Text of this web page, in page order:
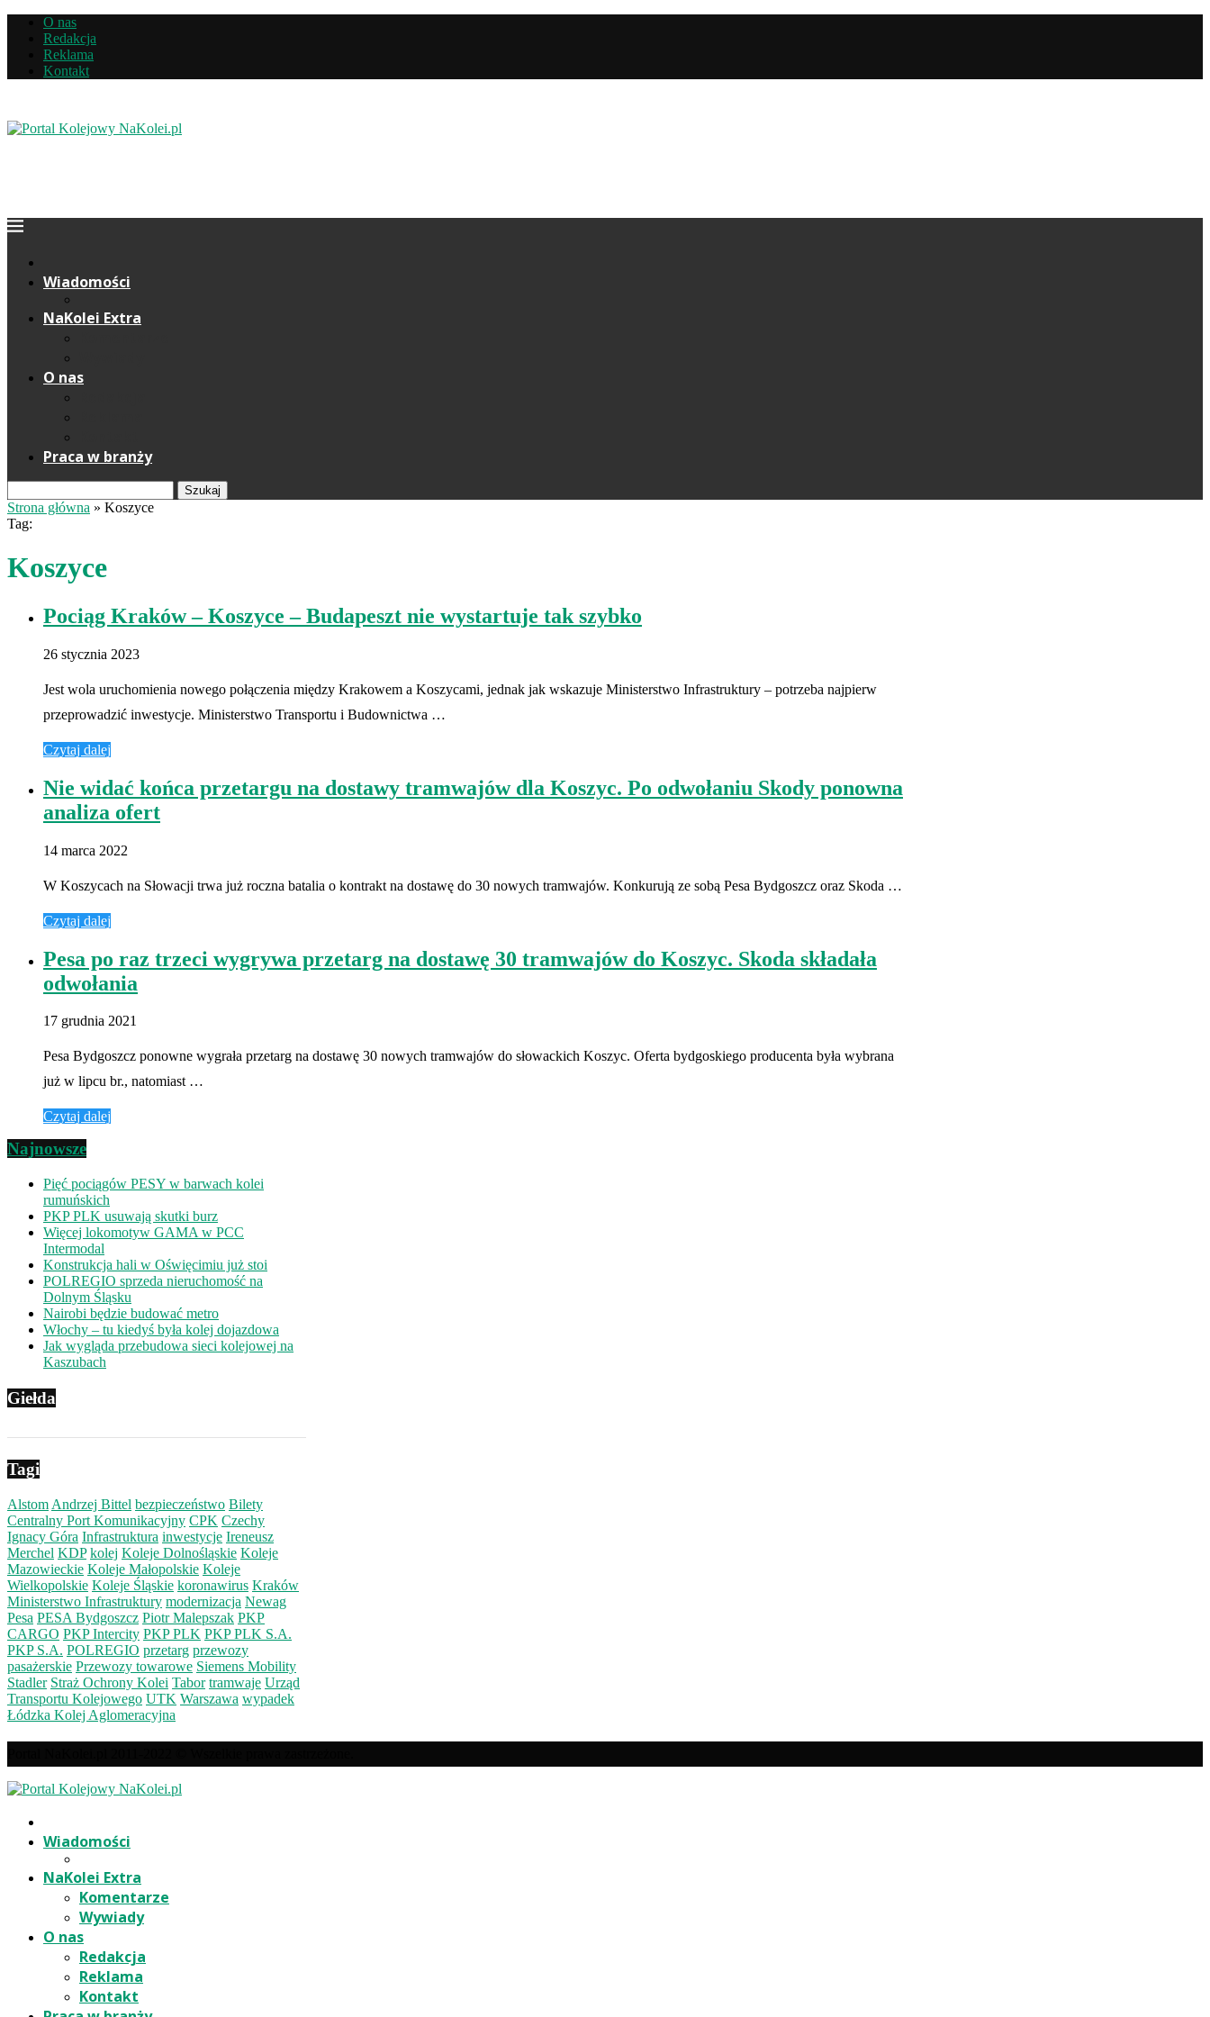
O nas
Redakcja
Reklama
Kontakt
Wiadomości
NaKolei Extra
O nas
Praca w branży
Szukaj
Strona główna » Koszyce
Tag:
Koszyce
Pociąg Kraków – Koszyce – Budapeszt nie wystartuje tak szybko
26 stycznia 2023
Jest wola uruchomienia nowego połączenia między Krakowem a Koszycami, jednak jak wskazuje Ministerstwo Infrastruktury – potrzeba najpierw
przeprowadzić inwestycje. Ministerstwo Transportu i Budownictwa …
Czytaj dalej
Nie widać końca przetargu na dostawy tramwajów dla Koszyc. Po odwołaniu Skody ponowna
analiza ofert
14 marca 2022
W Koszycach na Słowacji trwa już roczna batalia o kontrakt na dostawę do 30 nowych tramwajów. Konkurują ze sobą Pesa Bydgoszcz oraz Skoda …
Czytaj dalej
Pesa po raz trzeci wygrywa przetarg na dostawę 30 tramwajów do Koszyc. Skoda składała
odwołania
17 grudnia 2021
Pesa Bydgoszcz ponowne wygrała przetarg na dostawę 30 nowych tramwajów do słowackich Koszyc. Oferta bydgoskiego producenta była wybrana
już w lipcu br., natomiast …
Czytaj dalej
Najnowsze
Pięć pociągów PESY w barwach kolei
rumuńskich
PKP PLK usuwają skutki burz
Więcej lokomotyw GAMA w PCC
Intermodal
Konstrukcja hali w Oświęcimiu już stoi
POLREGIO sprzeda nieruchomość na
Dolnym Śląsku
Nairobi będzie budować metro
Włochy – tu kiedyś była kolej dojazdowa
Jak wygląda przebudowa sieci kolejowej na
Kaszubach
Giełda
Tagi
Alstom Andrzej Bittel bezpieczeństwo Bilety
Centralny Port Komunikacyjny CPK Czechy
Ignacy Góra Infrastruktura inwestycje Ireneusz
Merchel KDP kolej Koleje Dolnośląskie Koleje
Mazowieckie Koleje Małopolskie Koleje
Wielkopolskie Koleje Śląskie koronawirus Kraków
Ministerstwo Infrastruktury modernizacja Newag
Pesa PESA Bydgoszcz Piotr Malepszak PKP
CARGO PKP Intercity PKP PLK PKP PLK S.A.
PKP S.A. POLREGIO przetarg przewozy
pasażerskie Przewozy towarowe Siemens Mobility
Stadler Straż Ochrony Kolei Tabor tramwaje Urząd
Transportu Kolejowego UTK Warszawa wypadek
Łódzka Kolej Aglomeracyjna
Wiadomości
NaKolei Extra
Komentarze
Wywiady
O nas
Redakcja
Reklama
Kontakt